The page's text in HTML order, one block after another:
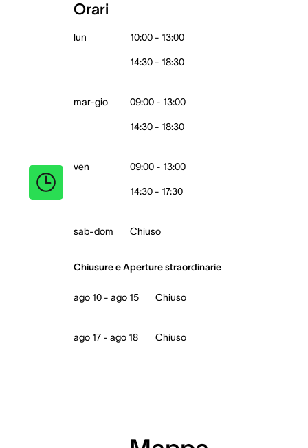
Orari
lun 10:00 - 13:00
14:30 - 18:30
mar-gio 09:00 - 13:00
14:30 - 18:30
ven 09:00 - 13:00
14:30 - 17:30
sab-dom Chiuso
Chiusure e Aperture straordinarie
ago 10 - ago 15 Chiuso
ago 17 - ago 18 Chiuso